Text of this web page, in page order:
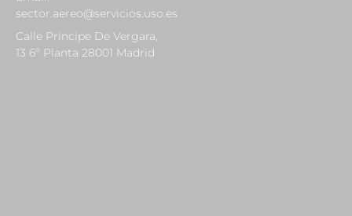
sector.aereo@servicios.uso.es
Calle Príncipe De Vergara,
13 6º Planta 28001 Madrid